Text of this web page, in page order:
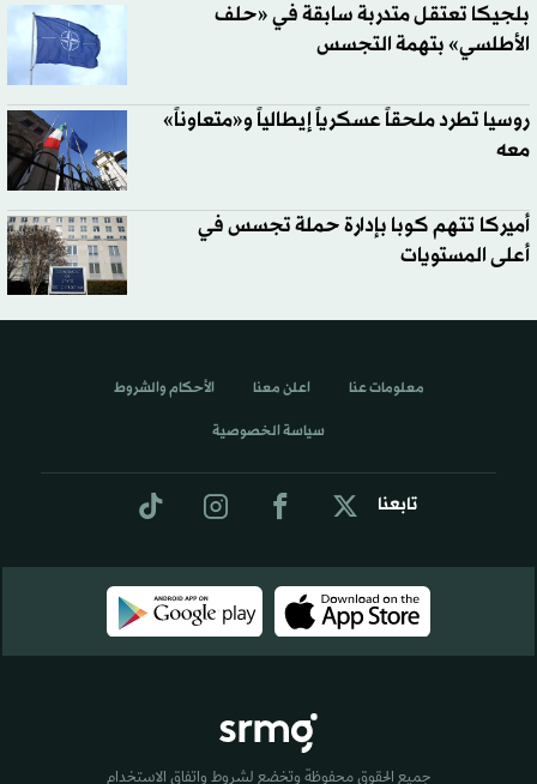
بلجيكا تعتقل متدربة سابقة في «حلف
الأطلسي» بتهمة التجسس
روسيا تطرد ملحقاً عسكرياً إيطالياً و«متعاوناً»
معه
أميركا تتهم كوبا بإدارة حملة تجسس في
أعلى المستويات
تابعنا
معلومات عنا اعلن معنا الأحكام والشروط
سياسة الخصوصية
جميع الحقوق محفوظة وتخضع لشروط واتفاق الاستخدام